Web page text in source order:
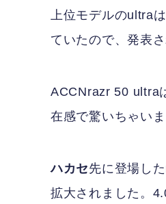
上位モデルのultra
ていたので、発表
ACCNrazr 50 ultra
在感で驚いちゃい
ハカセ先に登場し
拡大されました。